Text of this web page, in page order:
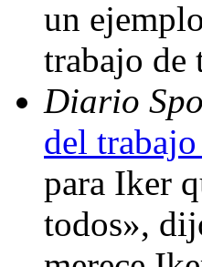
un
trabajo
Diario
del
para Iker
todos»,